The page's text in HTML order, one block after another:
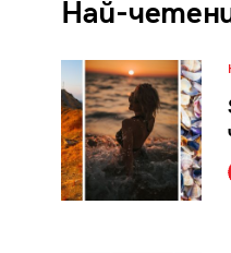
Най-